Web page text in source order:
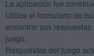
La aplicación fue
Utilice el formulario de
encontrar sus
juego.
Respuestas del juego